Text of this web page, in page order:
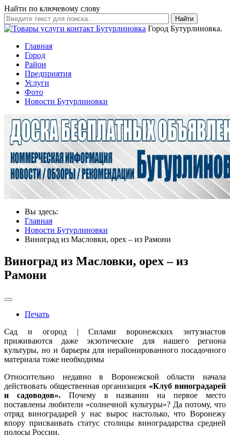
Найти по ключевому слову
Найти
Город Бутурлиновка.
Главная
Город
Район
Предприятия
Услуги
Фото
Новости Бутурлиновки
Вы здесь:
Главная
Новости Бутурлиновки
Виноград из Масловки, орех – из Рамони
Виноград из Масловки, орех – из
Рамони
Печать
Сад и огород | Силами воронежских энтузиастов
приживаются даже экзотические для нашего региона
культуры, но и барьеры для нерайонированного посадочного
материала тоже необходимы
Относительно недавно в Воронежской области начала
действовать общественная организация «Клуб виноградарей
и садоводов».Почему в названии на первое место
поставлены любители «солнечной культуры»? Да потому, что
отряд виноградарей у нас вырос настолько, что Воронежу
впору присваивать статус столицы виноградарства средней
полосы России.